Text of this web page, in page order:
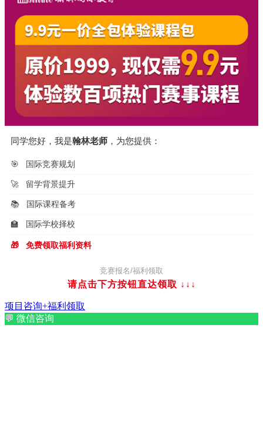
同学您好，我是翰林老师 ，为您提供：
🎯 国际竞赛规划
🚀 留学背景提升
📚 国际课程备考
🏫 国际学校择校
🎁 免费领取福利资料
竞赛报名/福利领取
请点击下方按钮直达领取 ↓↓↓
项目咨询+福利领取
💬 微信咨询